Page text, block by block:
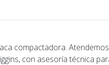
compactadora.
con asesoría técnica